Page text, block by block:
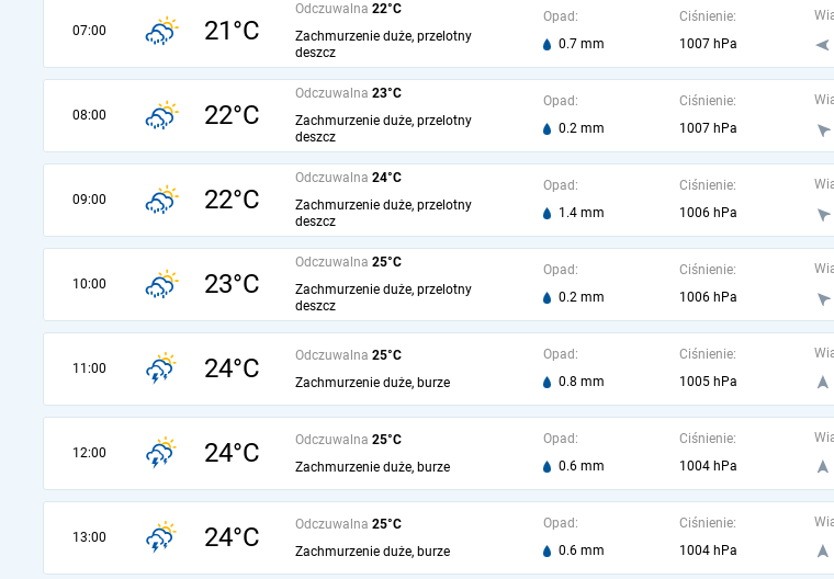
07:00 21°C
Odczuwalna 22°C
Zachmurzenie duże, przelotny
deszcz
Opad:
0.7 mm
Ciśnienie:
1007 hPa
08:00 22°C
Odczuwalna 23°C
Zachmurzenie duże, przelotny
deszcz
Opad:
0.2 mm
Ciśnienie:
1007 hPa
09:00 22°C
Odczuwalna 24°C
Zachmurzenie duże, przelotny
deszcz
Opad:
1.4 mm
Ciśnienie:
1006 hPa
10:00 23°C
Odczuwalna 25°C
Zachmurzenie duże, przelotny
deszcz
Opad:
0.2 mm
Ciśnienie:
1006 hPa
11:00 24°C Odczuwalna 25°C
Zachmurzenie duże, burze
Opad:
0.8 mm
Ciśnienie:
1005 hPa
12:00 24°C Odczuwalna 25°C
Zachmurzenie duże, burze
Opad:
0.6 mm
Ciśnienie:
1004 hPa
13:00 24°C Odczuwalna 25°C
Zachmurzenie duże, burze
Opad:
0.6 mm
Ciśnienie:
1004 hPa